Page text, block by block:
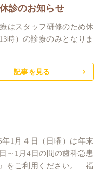
診のお知らせ
はスタッフ研修のため休
時）の診療のみとなりま
記事を見る
1月４日（日曜）は年末
～1月4日の間の歯科急患
をご利用ください。 福